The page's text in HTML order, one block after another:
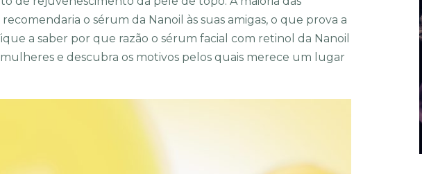
o sérum da Nanoil às suas amigas, o que prova a
a saber por que razão o sérum facial com retinol da Nanoil
e descubra os motivos pelos quais merece um lugar